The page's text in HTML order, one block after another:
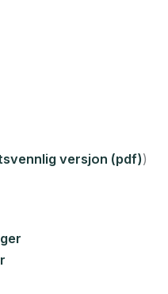
versjon (pdf))